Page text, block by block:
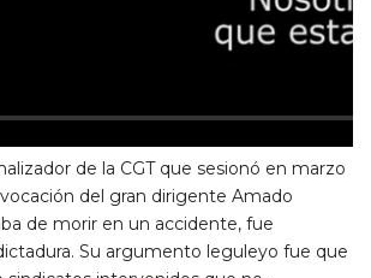
de la CGT que sesionó en marzo
del gran dirigente Amado
de morir en un accidente, fue
Su argumento leguleyo fue que